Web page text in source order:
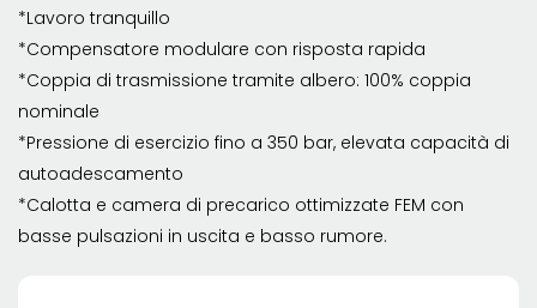
*Lavoro tranquillo
*Compensatore modulare con risposta rapida
*Coppia di trasmissione tramite albero: 100% coppia
nominale
*Pressione di esercizio fino a 350 bar, elevata capacità di
autoadescamento
*Calotta e camera di precarico ottimizzate FEM con
basse pulsazioni in uscita e basso rumore.